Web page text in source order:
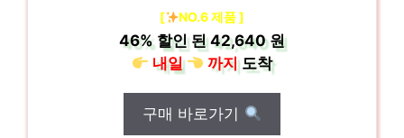
[ NO.6 제품 ]
46%할인 된42,640 원
내일
까지도착
구매 바로가기